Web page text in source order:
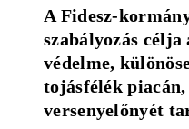
A Fidesz-
szabályozás
védelme,
tojásfélék
versenyelőnyét